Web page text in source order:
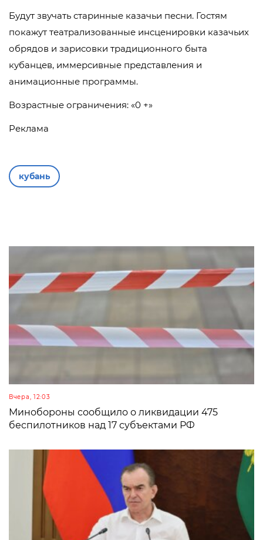
Будут звучать старинные казачьи песни. Гостям
покажут театрализованные инсценировки казачьих
обрядов и зарисовки традиционного быта
кубанцев, иммерсивные представления и
анимационные программы.
Возрастные ограничения: «0 +»
Реклама
кубань
Вчера, 12:03
Минобороны сообщило о ликвидации 475
беспилотников над 17 субъектами РФ